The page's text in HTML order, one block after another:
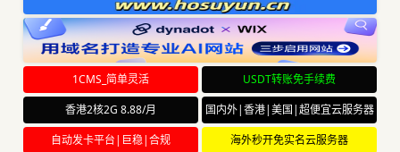
1CMS_简单灵活
USDT转账免手续费
香港2核2G 8.88/月
国内外|香港|美国|超便宜云服务器
自动发卡平台|巨稳|合规
海外秒开免实名云服务器